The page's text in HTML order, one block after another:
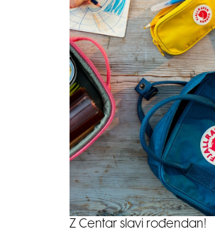
Z Centar slavi rođendan!